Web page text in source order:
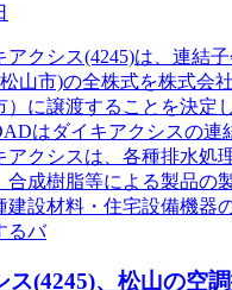
アクシス(4245)は、連結
山市)の全株式を株式会
）に譲渡することを決定
はダイキアクシスの連
アクシスは、各種排水処
合成樹脂等による製品の
建設材料・住宅設備機器
るバ
ス(4245)、松山の空